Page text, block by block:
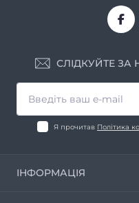
СЛІДКУЙТЕ
Я прочитав Політика
ІНФОРМАЦІЯ